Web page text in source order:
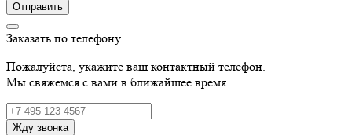
Отправить
Заказать по телефону
Пожалуйста, укажите ваш контактный телефон.
Мы свяжемся с вами в ближайшее время.
Жду звонка